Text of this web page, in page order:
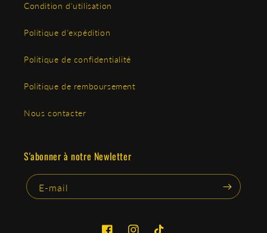
Condition d'utilisation
Politique d'expédition
Politique de confidentialité
Politique de remboursement
Nous contacter
S'abonner à notre Newletter
E-mail